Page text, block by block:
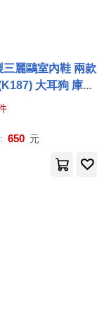
三麗鷗室內鞋 兩款
大耳狗 庫洛
鷗童鞋 兒童休閒鞋
鞋 台灣製 可愛室
鞋 9 水色大耳狗款
650 元